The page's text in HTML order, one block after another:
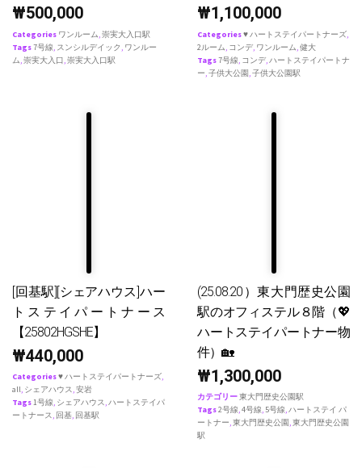
₩500,000
Categories ワンルーム,崇実大入口駅
Tags7号線, スンシルデイック , ワンルー
ム,崇実大入口,崇実大入口駅
₩1,100,000
Categories♥ ハートステイパートナーズ,
2ルーム, コンデ, ワンルーム,健大
Tags7号線, コンデ,ハートステイパートナ
ー,子供大公園,子供大公園駅
[回基駅][シェアハウス]ハー
トステイパートナース
【25802HGSHE】
₩440,000
Categories♥ ハートステイパートナーズ,
all, シェアハウス,安岩
Tags1号線, シェアハウス,ハートステイパ
ートナース, 回基, 回基駅
(25.08.20）東大門歴史公園
駅のオフィステル８階（💖
ハートステイパートナー物
件）🏡
₩1,300,000
カテゴリー東大門歴史公園駅
Tags2号線,4号線, 5号線,ハートステイ パ
ートナー,東大門歴史公園,東大門歴史公園
駅